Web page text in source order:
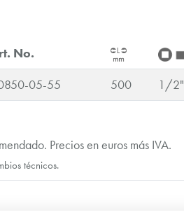
No.
05-55 500 1/2"
Precios en euros más IVA.
técnicos.